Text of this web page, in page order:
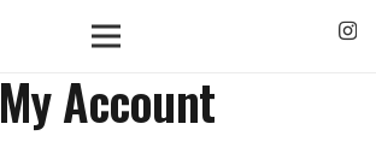
My Account